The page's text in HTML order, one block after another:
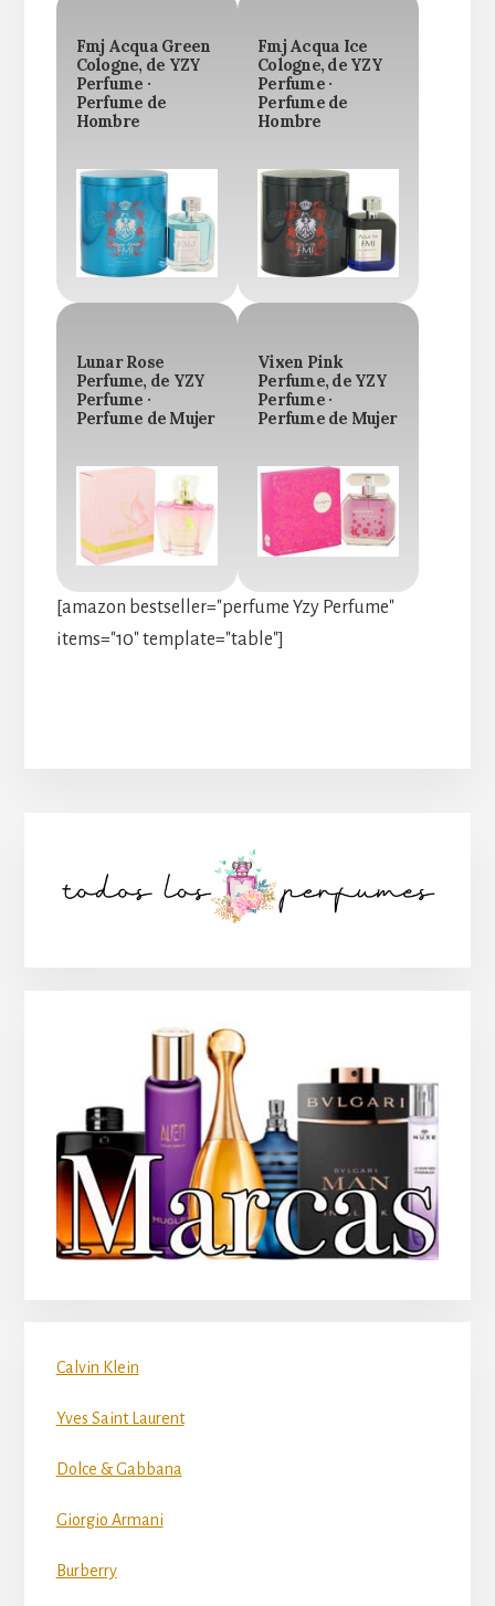
Fmj Acqua Green
Cologne, de YZY
Perfume ·
Perfume de
Hombre
Fmj Acqua Ice
Cologne, de YZY
Perfume ·
Perfume de
Hombre
Lunar Rose
Perfume, de YZY
Perfume ·
Perfume de Mujer
Vixen Pink
Perfume, de YZY
Perfume ·
Perfume de Mujer
[amazon bestseller="perfume Yzy Perfume"
items="10" template="table"]
lateral
Calvin Klein
Yves Saint Laurent
Dolce & Gabbana
Giorgio Armani
Burberry